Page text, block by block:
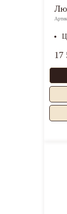
17